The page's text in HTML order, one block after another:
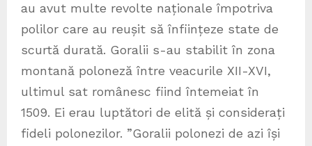
au avut multe revolte naționale împotriva
polilor care au reușit să înființeze state de
scurtă durată. Goralii s-au stabilit în zona
montană poloneză între veacurile XII-XVI,
ultimul sat românesc fiind întemeiat în
1509. Ei erau luptători de elită și considerați
fideli polonezilor. ”Goralii polonezi de azi își